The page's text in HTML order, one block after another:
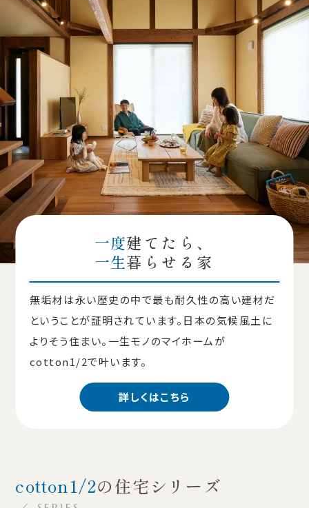
一度建てたら、
一生暮らせる家
無垢材は永い歴史の中で最も耐久性の高い建材だ
ということが証明されています。日本の気候風土に
よりそう住まい。一生モノのマイホームが
cotton1/2で叶います。
詳しくはこちら
cotton1/2の住宅シリーズ